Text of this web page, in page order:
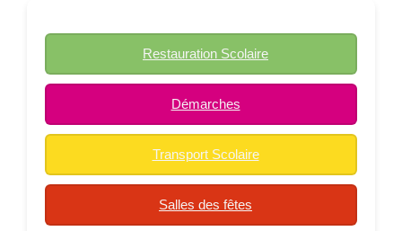
Restauration Scolaire
Démarches
Transport Scolaire
Salles des fêtes